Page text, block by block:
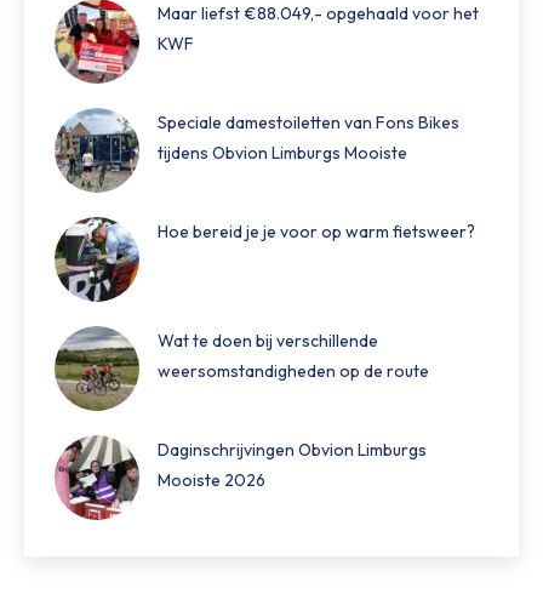
Maar liefst €88.049,- opgehaald voor het
KWF
Speciale damestoiletten van Fons Bikes
tijdens Obvion Limburgs Mooiste
Hoe bereid je je voor op warm fietsweer?
Wat te doen bij verschillende
weersomstandigheden op de route
Daginschrijvingen Obvion Limburgs
Mooiste 2026